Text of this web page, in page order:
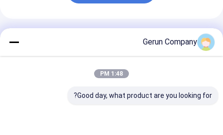
المنتجات الموصى بها
Gerun Company
1:48 PM
Good day, what product are you looking for?